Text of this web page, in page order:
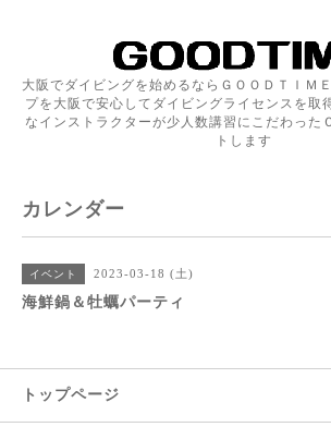
大阪でダイビングを始めるならＧＯＯＤＴＩＭ
プを大阪で安心してダイビングライセンスを取
なインストラクターが少人数講習にこだわった
トします
カレンダー
イベント 2023-03-18 (土)
海鮮鍋＆牡蠣パーティ
トップページ